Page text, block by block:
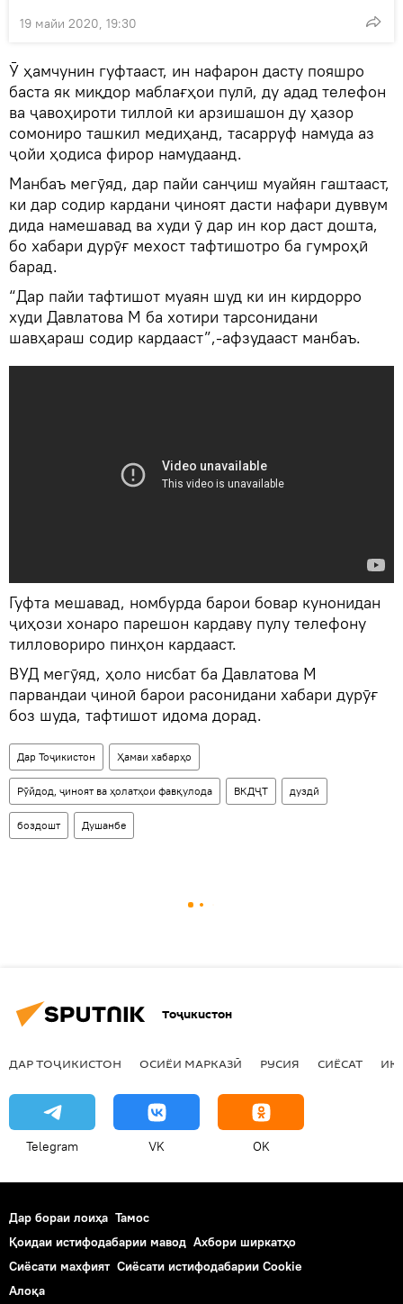
19 майи 2020, 19:30
Ӯ ҳамчунин гуфтааст, ин нафарон дасту пояшро
баста як миқдор маблағҳои пулӣ, ду адад телефон
ва ҷавоҳироти тиллоӣ ки арзишашон ду ҳазор
сомониро ташкил медиҳанд, тасарруф намуда аз
ҷойи ҳодиса фирор намудаанд.
Манбаъ мегӯяд, дар пайи санҷиш муайян гаштааст,
ки дар содир кардани ҷиноят дасти нафари дуввум
дида намешавад ва худи ӯ дар ин кор даст дошта,
бо хабари дурӯғ мехост тафтишотро ба гумроҳӣ
барад.
“Дар пайи тафтишот муаян шуд ки ин кирдорро
худи Давлатова М ба хотири тарсонидани
шавҳараш содир кардааст”,-афзудааст манбаъ.
Гуфта мешавад, номбурда барои бовар кунонидан
ҷиҳози хонаро парешон кардаву пулу телефону
тилловориро пинҳон кардааст.
ВУД мегӯяд, ҳоло нисбат ба Давлатова М
парвандаи ҷиноӣ барои расонидани хабари дурӯғ
боз шуда, тафтишот идома дорад.
Дар Тоҷикистон Ҳамаи хабарҳо
Рӯйдод, ҷиноят ва ҳолатҳои фавқулода ВКДҶТ дуздӣ
боздошт Душанбе
Тоҷикистон
ДАР ТОҶИКИСТОН ОСИЁИ МАРКАЗӢ РУСИЯ СИЁСАТ
Telegram VK OK
Дар бораи лоиҳа Тамос
Қоидаи истифодабарии мавод Ахбори ширкатҳо
Сиёсати махфият Сиёсати истифодабарии Cookie
Алоқа